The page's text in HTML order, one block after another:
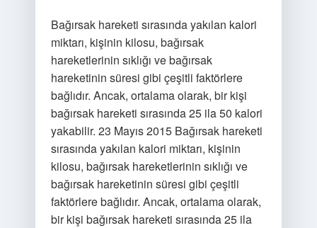
Bağırsak hareketi sırasında yakılan kalori
miktarı, kişinin kilosu, bağırsak
hareketlerinin sıklığı ve bağırsak
hareketinin süresi gibi çeşitli faktörlere
bağlıdır. Ancak, ortalama olarak, bir kişi
bağırsak hareketi sırasında 25 ila 50 kalori
yakabilir. 23 Mayıs 2015 Bağırsak hareketi
sırasında yakılan kalori miktarı, kişinin
kilosu, bağırsak hareketlerinin sıklığı ve
bağırsak hareketinin süresi gibi çeşitli
faktörlere bağlıdır. Ancak, ortalama olarak,
bir kişi bağırsak hareketi sırasında 25 ila